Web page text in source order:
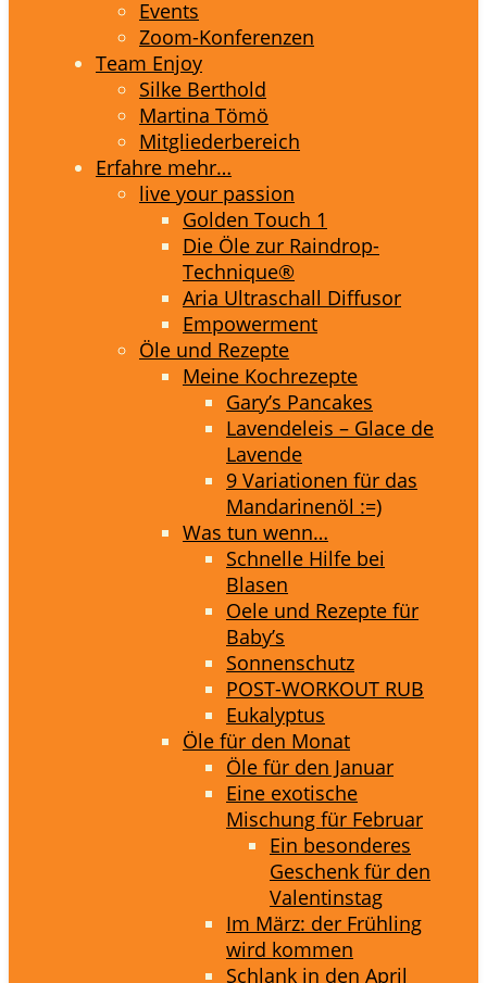
Events
Zoom-Konferenzen
Team Enjoy
Silke Berthold
Martina Tömö
Mitgliederbereich
Erfahre mehr…
live your passion
Golden Touch 1
Die Öle zur Raindrop-
Technique®
Aria Ultraschall Diffusor
Empowerment
Öle und Rezepte
Meine Kochrezepte
Gary’s Pancakes
Lavendeleis – Glace de
Lavende
9 Variationen für das
Mandarinenöl :=)
Was tun wenn…
Schnelle Hilfe bei
Blasen
Oele und Rezepte für
Baby’s
Sonnenschutz
POST-WORKOUT RUB
Eukalyptus
Öle für den Monat
Öle für den Januar
Eine exotische
Mischung für Februar
Ein besonderes
Geschenk für den
Valentinstag
Im März: der Frühling
wird kommen
Schlank in den April